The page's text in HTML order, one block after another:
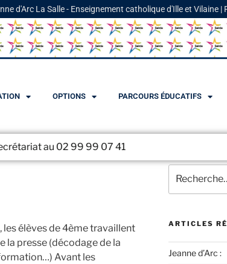
d'Arc La Salle - Enseignement catholique d'Ille et Vilaine |
OPTIONS PARCOURS ÉDUCATIFS
99 99 07 41
élèves de 4ème travaillent
la presse (décodage de la
Avant les
ARTICLES
Jeanne d’Arc :